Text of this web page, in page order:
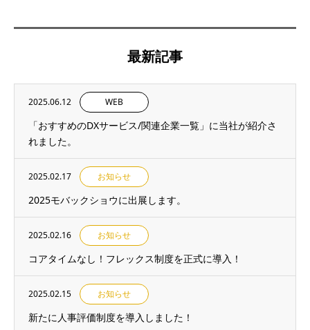
最新記事
2025.06.12 WEB
「おすすめのDXサービス/関連企業一覧」に当社が紹介さ
れました。
2025.02.17 お知らせ
2025モバックショウに出展します。
2025.02.16 お知らせ
コアタイムなし！フレックス制度を正式に導入！
2025.02.15 お知らせ
新たに人事評価制度を導入しました！